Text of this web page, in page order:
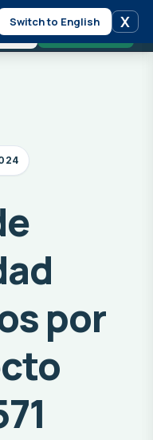
Ordenar
Ahora
por
Switch to English X